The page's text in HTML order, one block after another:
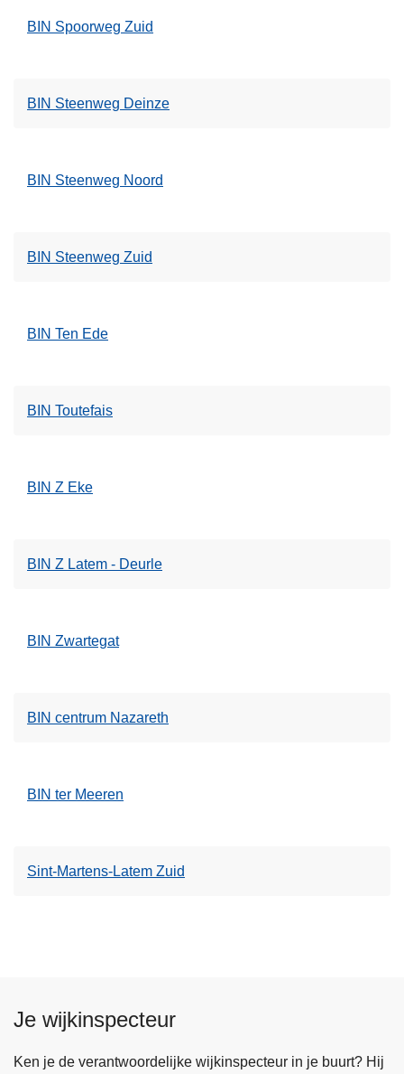
BIN Spoorweg Zuid
BIN Steenweg Deinze
BIN Steenweg Noord
BIN Steenweg Zuid
BIN Ten Ede
BIN Toutefais
BIN Z Eke
BIN Z Latem - Deurle
BIN Zwartegat
BIN centrum Nazareth
BIN ter Meeren
Sint-Martens-Latem Zuid
Je wijkinspecteur
Ken je de verantwoordelijke wijkinspecteur in je buurt? Hij